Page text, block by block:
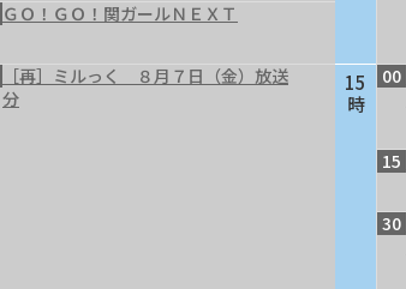
ＧＯ！ＧＯ！関ガールＮＥＸＴ
［再］ミルっく ８月７日（金）放送
分
15
時
00
15
30